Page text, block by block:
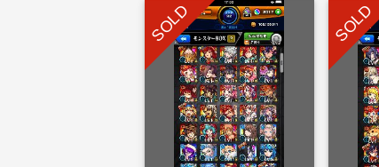
SOLD SOLD